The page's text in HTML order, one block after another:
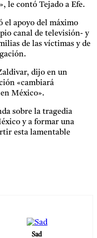
le contó Tejado a Efe.
el apoyo del máximo
canal de televisión- y
de las víctimas y de
dijo en un
«cambiará
México».
sobre la tragedia
y a formar una
esta lamentable
Sad